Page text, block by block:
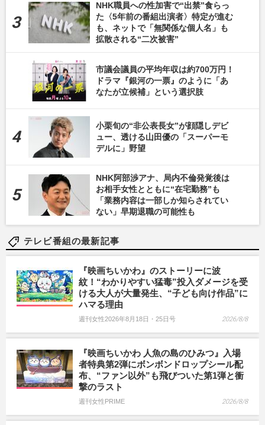
NHK職員への性加害で“出禁”食らっ
た〈5年前の番組出演者〉特定が進む
も、ネットで「無関係な個人名」も
拡散される“二次被害”
市議会議員の平均年収は約700万円！
ドラマ『銀河の一票』のように「あ
なたが立候補」という選択肢
小栗旬の“非公表長女”が顔隠しデビ
ュー、透ける山田優の「スーパーモ
デルに」野望
NHK阿部渉アナ、局内不倫発覚後は
お相手女性とともに“在宅勤務”も
「業務内容は一部しか知らされてい
ない」早期退職の可能性も
テレビ番組の最新記事
『映画ちいかわ』のストーリーに波
紋！“わかりやすい猛毒”投入ダメージを受
ける大人が大量発生、“子ども向け作品”に
ハマる理由
週刊女性2026年8月18日・25日号 2026/8/8
『映画ちいかわ 人魚の島のひみつ』入場
者特典第2弾にボンボンドロップシール配
布、“ファン以外”も飛びついた第1弾と衝
撃のラスト
週刊女性PRIME 2026/8/8